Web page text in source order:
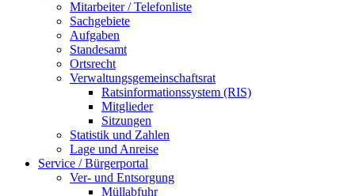
Mitarbeiter / Telefonliste
Sachgebiete
Aufgaben
Standesamt
Ortsrecht
Verwaltungsgemeinschaftsrat
Ratsinformationssystem (RIS)
Mitglieder
Sitzungen
Statistik und Zahlen
Lage und Anreise
Service / Bürgerportal
Ver- und Entsorgung
Müllabfuhr